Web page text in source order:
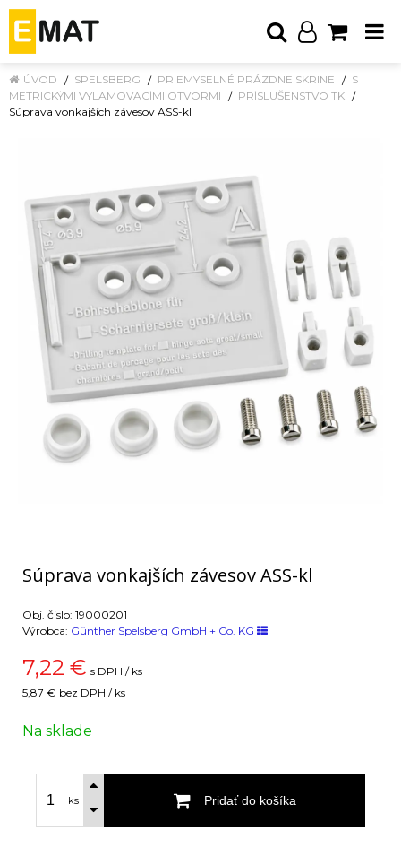
ÚVOD SPELSBERG PRIEMYSELNÉ PRÁZDNE SKRINE
S
METRICKÝMI VYLAMOVACÍMI OTVORMI
PRÍSLUŠENSTVO TK
Súprava vonkajších závesov ASS-kl
Súprava vonkajších závesov ASS-kl
Obj. čislo: 19000201
Výrobca: Günther Spelsberg GmbH + Co. KG
7,22 € s DPH / ks
5,87 € bez DPH / ks
Na sklade
ks Pridať do košíka